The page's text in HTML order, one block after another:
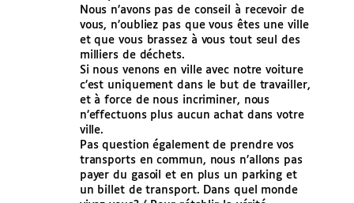
Nous n’avons pas de conseil à recevoir de
vous, n’oubliez pas que vous êtes une ville
et que vous brassez à vous tout seul des
milliers de déchets.
Si nous venons en ville avec notre voiture
c’est uniquement dans le but de travailler,
et à force de nous incriminer, nous
n’effectuons plus aucun achat dans votre
ville.
Pas question également de prendre vos
transports en commun, nous n’allons pas
payer du gasoil et en plus un parking et
un billet de transport. Dans quel monde